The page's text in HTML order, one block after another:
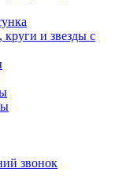
и звезды с
звонок